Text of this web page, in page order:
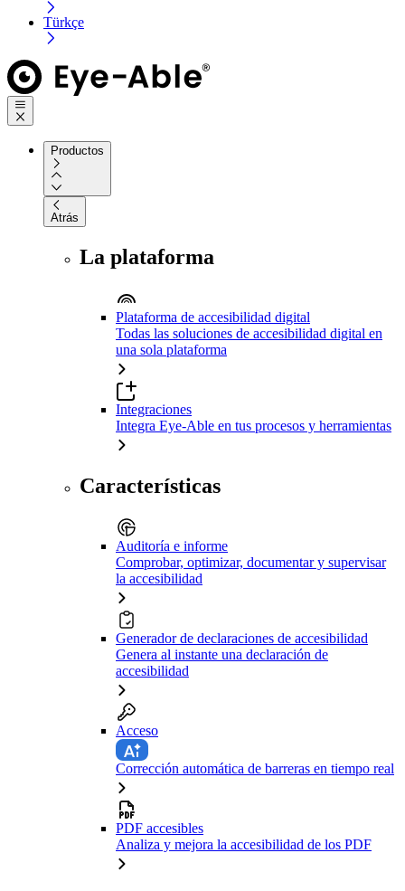
Türkçe
Productos
Atrás
La plataforma
Plataforma de accesibilidad digital
Todas las soluciones de accesibilidad digital en
una sola plataforma
Integraciones
Integra Eye-Able en tus procesos y herramientas
Características
Auditoría e informe
Comprobar, optimizar, documentar y supervisar
la accesibilidad
Generador de declaraciones de accesibilidad
Genera al instante una declaración de
accesibilidad
Acceso
Corrección automática de barreras en tiempo real
PDF accesibles
Analiza y mejora la accesibilidad de los PDF